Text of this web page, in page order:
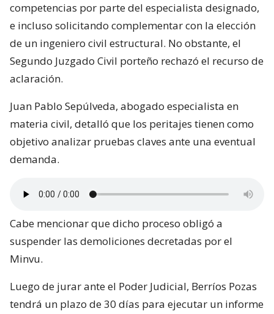
competencias por parte del especialista designado,
e incluso solicitando complementar con la elección
de un ingeniero civil estructural. No obstante, el
Segundo Juzgado Civil porteño rechazó el recurso de
aclaración.
Juan Pablo Sepúlveda, abogado especialista en
materia civil, detalló que los peritajes tienen como
objetivo analizar pruebas claves ante una eventual
demanda.
Cabe mencionar que dicho proceso obligó a
suspender las demoliciones decretadas por el
Minvu.
Luego de jurar ante el Poder Judicial, Berríos Pozas
tendrá un plazo de 30 días para ejecutar un informe